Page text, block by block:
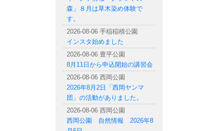
森」８月は草木染め体験で
す。
2026-08-06 手稲稲積公園
インスタ始めました
2026-08-06 豊平公園
8月11日から申込開始の講習会
2026-08-06 西岡公園
2026年8月2日「西岡ヤンマ
団」の活動がありました。
2026-08-06 西岡公園
西岡公園 自然情報 2026年8